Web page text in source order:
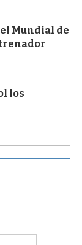
Mundial de
los